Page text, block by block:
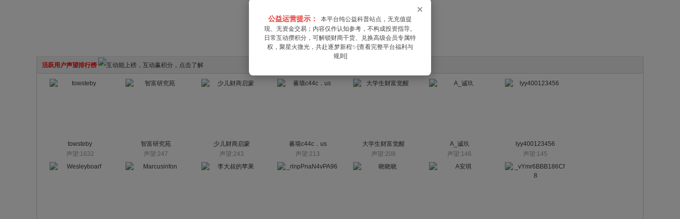
×
公益运营提示：
本平台纯公益科普站点，无充值提
现、无资金交易；内容仅作认知参考，不构成投资指导。
日常互动攒积分，可解锁财商干货、兑换高级会员专属特
权，聚星火微光，共赴逐梦新程✨[查看完整平台福利与
规则]
活跃用户声望排行榜
towsteby
声望:1632
智富研究苑
声望:247
少儿财商启蒙
声望:243
蕃墙c44c．us
声望:213
大学生财富觉醒
声望:208
A_诚玖
声望:146
lyy400123456
声望:145